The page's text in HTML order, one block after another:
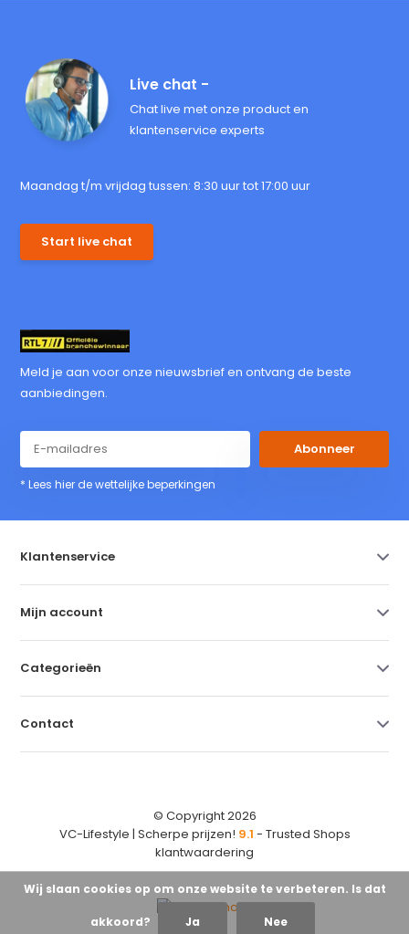
Live chat -
Chat live met onze product en
klantenservice experts
Maandag t/m vrijdag tussen: 8:30 uur tot 17:00 uur
Start live chat
Meld je aan voor onze nieuwsbrief en ontvang de beste
aanbiedingen.
Abonneer
* Lees hier de wettelijke beperkingen
Klantenservice
Mijn account
Categorieën
Contact
© Copyright 2026
VC-Lifestyle | Scherpe prijzen! 9.1 - Trusted Shops
klantwaardering
Wij slaan cookies op om onze website te verbeteren. Is dat
akkoord? Ja Nee